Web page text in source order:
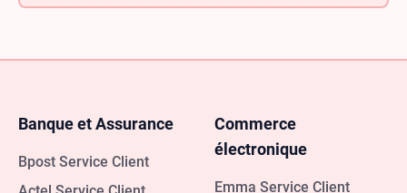
Banque et Assurance
Bpost Service Client
Commerce
électronique
Emma Service Client